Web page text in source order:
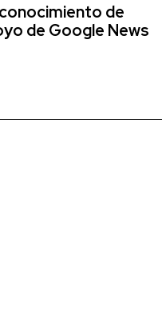
de
de Google News